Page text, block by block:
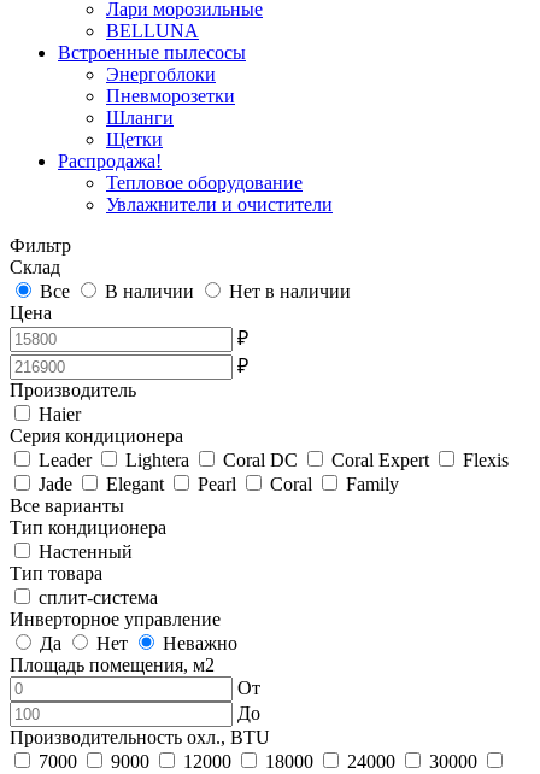
Лари морозильные
BELLUNA
Встроенные пылесосы
Энергоблоки
Пневморозетки
Шланги
Щетки
Распродажа!
Тепловое оборудование
Увлажнители и очистители
Фильтр
Склад
Все
В наличии
Нет в наличии
Цена
₽
₽
Производитель
Haier
Серия кондиционера
Leader
Lightera Coral DC Coral Expert
Flexis
Jade
Elegant Pearl Coral
Family
Все варианты
Тип кондиционера
Настенный
Тип товара
сплит-система
Инверторное управление
Да
Нет
Неважно
Площадь помещения, м2
От
До
Производительность охл., BTU
7000
9000 12000 18000 24000
30000